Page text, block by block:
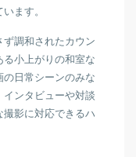
ます。
調和されたカウン
る小上がりの和室な
の日常シーンのみな
インタビューや対談
影に対応できるハ